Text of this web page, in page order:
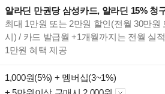
종이책의
미리보기
알라딘 만권당 삼성카드, 알라딘 15% 청
최대 1만원 또는 2만원 할인(전월 30만원
시) / 카드 발급월 +1개월까지는 전월 실
1만원 혜택 제공
1,000원(5%) + 멤버십(3~1%)